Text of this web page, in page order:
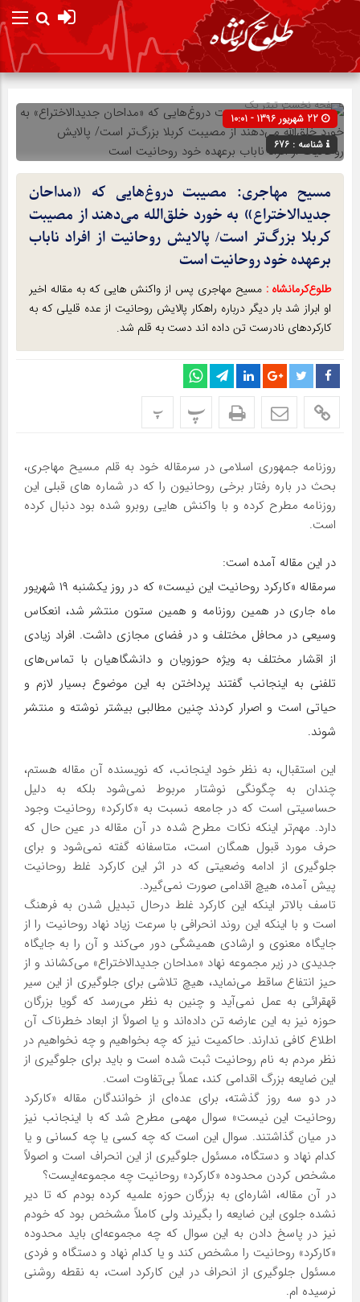
صفحه نخستتیتر یک
شناسه : 676
مسیح مهاجری: مصیبت دروغ‌هایی که «مداحان
جدیدالاختراع» به خورد خلق‌الله می‌دهند از مصیبت
کربلا بزرگ‌تر است/ پالایش روحانیت از افراد ناباب
برعهده خود روحانیت است
طلوع‌‌کرمانشاه : مسیح مهاجری پس از واکنش هایی که به مقاله اخیر
او ابراز شد بار دیگر درباره راهکار پالایش روحانیت از عده قلیلی که به
کارکردهای نادرست تن داده اند دست به قلم شد.
پ پ
روزنامه جمهوری اسلامی در سرمقاله خود به قلم مسیح مهاجری،
بحث در باره رفتار برخی روحانیون را که در شماره های قبلی این
روزنامه مطرح کرده و با واکنش هایی روبرو شده بود دنبال کرده
است.
در این مقاله آمده است:
سرمقاله «کارکرد روحانیت این نیست» که در روز یکشنبه ۱۹ شهریور
ماه جاری در همین روزنامه و همین ستون منتشر شد، انعکاس
وسیعی در محافل مختلف و در فضای مجازی داشت. افراد زیادی
از اقشار مختلف به ویژه حوزویان و دانشگاهیان با تماس‌های
تلفنی به اینجانب گفتند پرداختن به این موضوع بسیار لازم و
حیاتی است و اصرار کردند چنین مطالبی بیشتر نوشته و منتشر
شوند.
این استقبال، به نظر خود اینجانب، که نویسنده آن مقاله هستم،
چندان به چگونگی نوشتار مربوط نمی‌شود بلکه به دلیل
حساسیتی است که در جامعه نسبت به «کارکرد» روحانیت وجود
دارد. مهم‌تر اینکه نکات مطرح شده در آن مقاله در عین حال که
حرف مورد قبول همگان است، متاسفانه گفته نمی‌شود و برای
جلوگیری از ادامه وضعیتی که در اثر این کارکرد غلط روحانیت
پیش آمده، هیچ اقدامی صورت نمی‌گیرد.
تاسف بالاتر اینکه این کارکرد غلط درحال تبدیل شدن به فرهنگ
است و با اینکه این روند انحرافی با سرعت زیاد نهاد روحانیت را از
جایگاه معنوی و ارشادی همیشگی دور می‌کند و آن را به جایگاه
جدیدی در زیر مجموعه نهاد «مداحان جدیدالاختراع» می‌کشاند و از
حیز انتفاع ساقط می‌نماید، هیچ تلاشی برای جلوگیری از این سیر
قهقرائی به عمل نمی‌آید و چنین به نظر می‌رسد که گویا بزرگان
حوزه نیز به این عارضه تن داده‌اند و یا اصولاً از ابعاد خطرناک آن
اطلاع کافی ندارند. حاکمیت نیز که چه بخواهیم و چه نخواهیم در
نظر مردم به نام روحانیت ثبت شده است و باید برای جلوگیری از
این ضایعه بزرگ اقدامی کند، عملاً بی‌تفاوت است.
در دو سه روز گذشته، برای عده‌ای از خوانندگان مقاله «کارکرد
روحانیت این نیست» سوال مهمی مطرح شد که با اینجانب نیز
در میان گذاشتند. سوال این است که چه کسی یا چه کسانی و یا
کدام نهاد و دستگاه، مسئول جلوگیری از این انحراف است و اصولاً
مشخص کردن محدوده «کارکرد» روحانیت چه مجموعه‌ایست؟
در آن مقاله، اشاره‌ای به بزرگان حوزه علمیه کرده بودم که تا دیر
نشده جلوی این ضایعه را بگیرند ولی کاملاً مشخص بود که خودم
نیز در پاسخ دادن به این سوال که چه مجموعه‌ای باید محدوده
«کارکرد» روحانیت را مشخص کند و یا کدام نهاد و دستگاه و فردی
مسئول جلوگیری از انحراف در این کارکرد است، به نقطه روشنی
نرسیده ام.